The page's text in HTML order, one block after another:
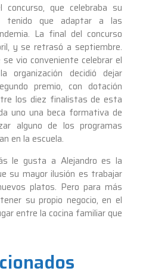
que celebraba su
tenido que adaptar a las
La final del concurso
y se retrasó a septiembre.
vio conveniente celebrar el
organización decidió dejar
premio, con dotación
los diez finalistas de esta
uno una beca formativa de
alguno de los programas
en la escuela.
le gusta a Alejandro es la
su mayor ilusión es trabajar
platos. Pero para más
su propio negocio, en el
entre la cocina familiar que